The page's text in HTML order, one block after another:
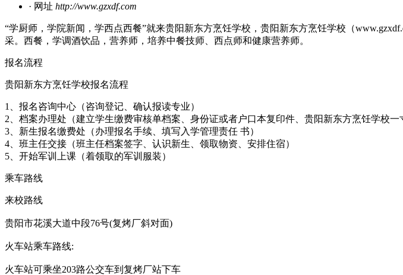
· 网址 http://www.gzxdf.com
“学厨师，学院新闻，学西点西餐”就来贵阳新东方烹饪学校，贵阳新东方烹饪学校（
采。西餐，学调酒饮品，营养师，培养中餐技师、西点师和健康营养师。
报名流程
贵阳新东方烹饪学校报名流程
1、报名咨询中心（咨询登记、确认报读专业）
2、档案办理处（建立学生缴费审核单档案、身份证或者户口本复印件、贵阳新东方烹饪学校一
3、新生报名缴费处（办理报名手续、填写入学管理责任 书）
4、班主任交接（班主任档案签字、认识新生、领取物资、安排住宿）
5、开始军训上课（着领取的军训服装）
乘车路线
来校路线
贵阳市花溪大道中段76号(复烤厂斜对面)
火车站乘车路线:
火车站可乘坐203路公交车到复烤厂站下车